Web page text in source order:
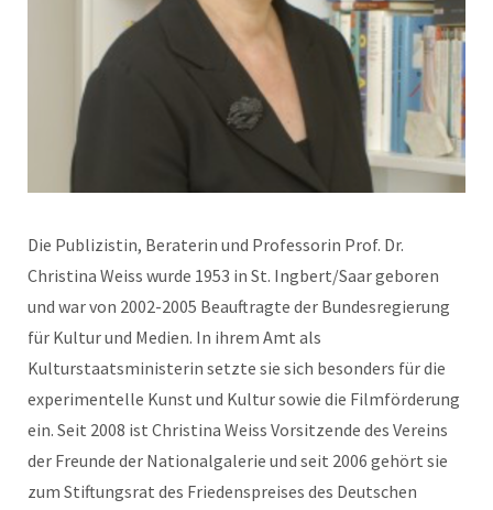
Die Publizistin, Beraterin und Professorin Prof. Dr.
Christina Weiss wurde 1953 in St. Ingbert/Saar geboren
und war von 2002-2005 Beauftragte der Bundesregierung
für Kultur und Medien. In ihrem Amt als
Kulturstaatsministerin setzte sie sich besonders für die
experimentelle Kunst und Kultur sowie die Filmförderung
ein. Seit 2008 ist Christina Weiss Vorsitzende des Vereins
der Freunde der Nationalgalerie und seit 2006 gehört sie
zum Stiftungsrat des Friedenspreises des Deutschen